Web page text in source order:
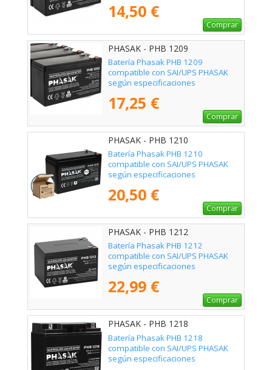
14,50 €
Comprar
PHASAK - PHB 1209
Batería Phasak PHB 1209
compatible con SAI/UPS PHASAK
según especificaciones
17,25 €
Comprar
PHASAK - PHB 1210
Batería Phasak PHB 1210
compatible con SAI/UPS PHASAK
según especificaciones
20,50 €
Comprar
PHASAK - PHB 1212
Batería Phasak PHB 1212
compatible con SAI/UPS PHASAK
según especificaciones
22,99 €
Comprar
PHASAK - PHB 1218
Batería Phasak PHB 1218
compatible con SAI/UPS PHASAK
según especificaciones